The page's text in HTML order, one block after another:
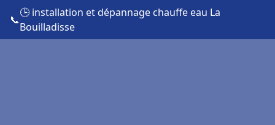
📞
🕒 installation et dépannage chauffe eau La
Bouilladisse